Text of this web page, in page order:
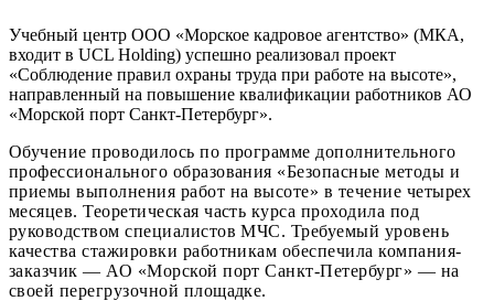
Учебный центр ООО «Морское кадровое агентство» (МКА,
входит в UСL Holding) успешно реализовал проект
«Соблюдение правил охраны труда при работе на высоте»,
направленный на повышение квалификации работников АО
«Морской порт Санкт-Петербург».
Обучение проводилось по программе дополнительного
профессионального образования «Безопасные методы и
приемы выполнения работ на высоте» в течение четырех
месяцев. Теоретическая часть курса проходила под
руководством специалистов МЧС. Требуемый уровень
качества стажировки работникам обеспечила компания-
заказчик — АО «Морской порт Санкт-Петербург» — на
своей перегрузочной площадке.